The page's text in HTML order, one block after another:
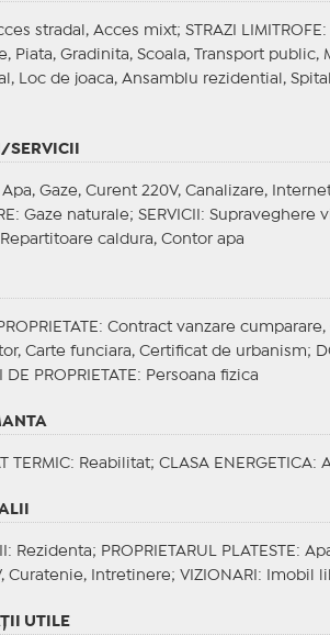
stradal, Acces mixt; STRAZI LIMITROFE :
Piata, Gradinita, Scoala, Transport
Loc de joaca, Ansamblu rezidential,
SERVICII
Apa, Gaze, Curent 220V, Canalizare,
: Gaze naturale; SERVICII : Supraveghere
caldura, Contor apa
: Contract vanzare
Carte funciara, Certificat de urbanism;
DE PROPRIETATE : Persoana fizica
TERMIC: Reabilitat; CLASA ENERGETICA: A
: Rezidenta; PROPRIETARUL PLATESTE :
Curatenie, Intretinere; VIZIONARI : Imobil
UTILE